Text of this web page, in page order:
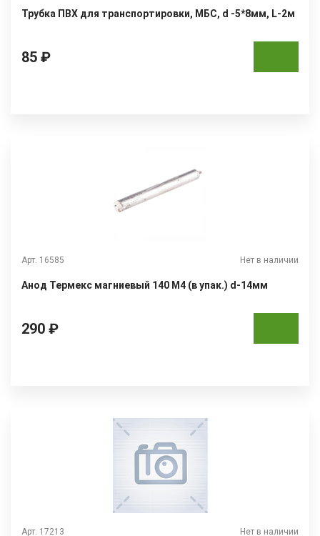
Трубка ПВХ для транспортировки, МБС, d -5*8мм, L-2м
85 ₽
Арт. 16585 Нет в наличии
Анод Термекс магниевый 140 М4 (в упак.) d-14мм
290 ₽
Арт. 17213 Нет в наличии